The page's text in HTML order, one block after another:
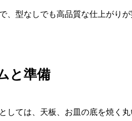
、型なしでも高品質な仕上がりが
と準備
しては、天板、お皿の底を焼く